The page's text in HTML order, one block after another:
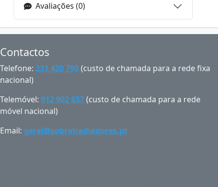
Avaliações (0)
Contactos
Telefone: 231 420 790(custo de chamada para a rede fixa
nacional)
Telemóvel: 912 902 657(custo de chamada para a rede
móvel nacional)
Email: geral@sobralradiadores.pt